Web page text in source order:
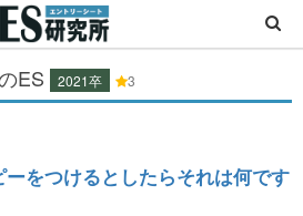
ES 2021卒 3
をつけるとしたらそれは何です